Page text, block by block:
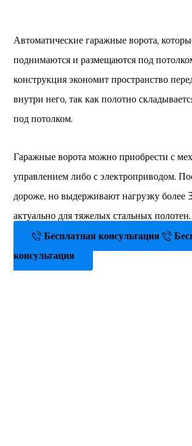
Автоматические гаражные ворота,
поднимаются и размещаются под
конструкция экономит пространство
внутри него, так как полотно
под потолком.
Гаражные ворота можно приобрести с
управлением либо с электроприводом.
дороже, но выдерживают нагрузку более
актуально для тяжелых стальных полотен.
Бесплатная консультация
консультация